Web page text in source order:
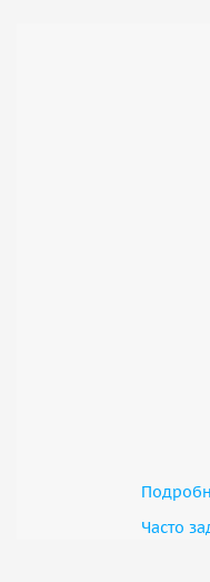
Часто